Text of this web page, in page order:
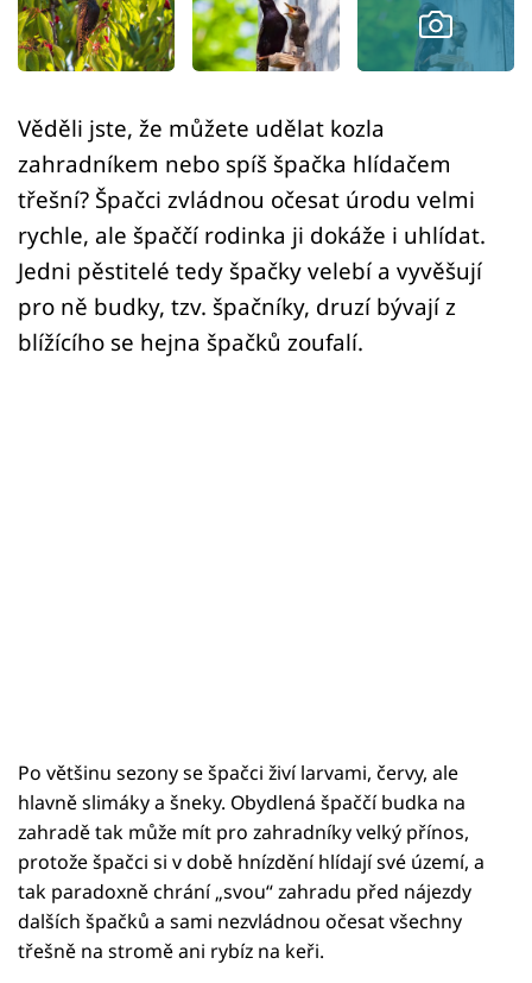
Sledujte nás
Věděli jste, že můžete udělat kozla
zahradníkem nebo spíš špačka hlídačem
třešní? Špačci zvládnou očesat úrodu velmi
rychle, ale špaččí rodinka ji dokáže i uhlídat.
Jedni pěstitelé tedy špačky velebí a vyvěšují
pro ně budky, tzv. špačníky, druzí bývají z
blížícího se hejna špačků zoufalí.
Po většinu sezony se špačci živí larvami, červy, ale
hlavně slimáky a šneky. Obydlená špaččí budka na
zahradě tak může mít pro zahradníky velký přínos,
protože špačci si v době hnízdění hlídají své území, a
tak paradoxně chrání „svou“ zahradu před nájezdy
dalších špačků a sami nezvládnou očesat všechny
třešně na stromě ani rybíz na keři.